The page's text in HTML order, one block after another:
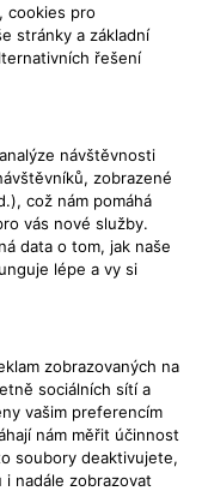
cookies pro
stránky a základní
řešení
návštěvnosti
zobrazené
což nám pomáhá
vás nové služby.
data o tom, jak naše
lépe a vy si
zobrazovaných na
sociálních sítí a
vašim preferencím
nám měřit účinnost
soubory deaktivujete,
nadále zobrazovat